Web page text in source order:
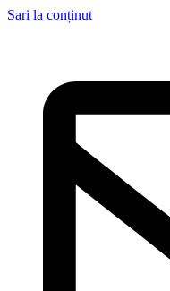
Sari la conținut